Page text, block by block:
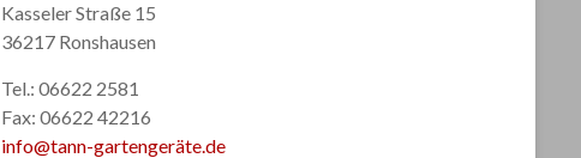
Kasseler Straße 15
36217 Ronshausen
Tel.: 06622 2581
Fax: 06622 42216
info@tann-gartengeräte.de